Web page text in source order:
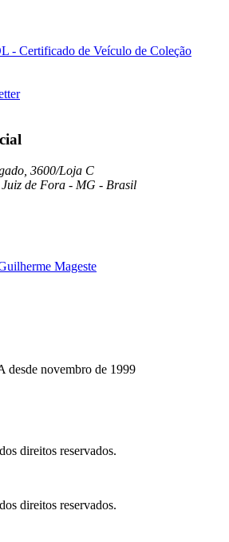
- Certificado de Veículo de Coleção
3600/Loja C
de Fora - MG - Brasil
Mageste
novembro de 1999
direitos reservados.
direitos reservados.